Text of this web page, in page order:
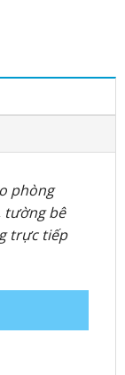
phòng
tường bê
trực tiếp